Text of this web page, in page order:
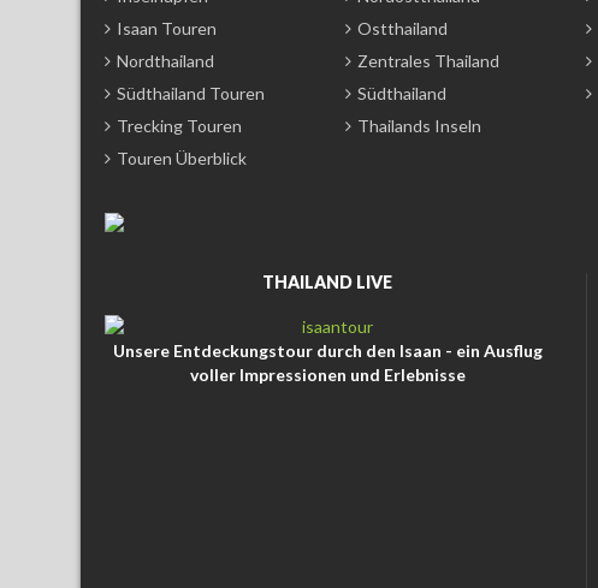
Isaan Touren
Nordthailand
Südthailand Touren
Trecking Touren
Touren Überblick
Ostthailand
Zentrales Thailand
Südthailand
Thailands Inseln
THAILAND LIVE
Unsere Entdeckungstour durch den Isaan - ein Ausflug
voller Impressionen und Erlebnisse